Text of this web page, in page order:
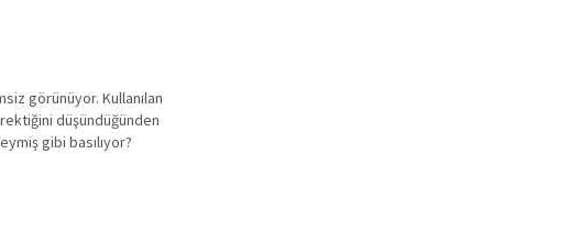
görünüyor. Kullanılan
düşündüğünden
gibi basılıyor?